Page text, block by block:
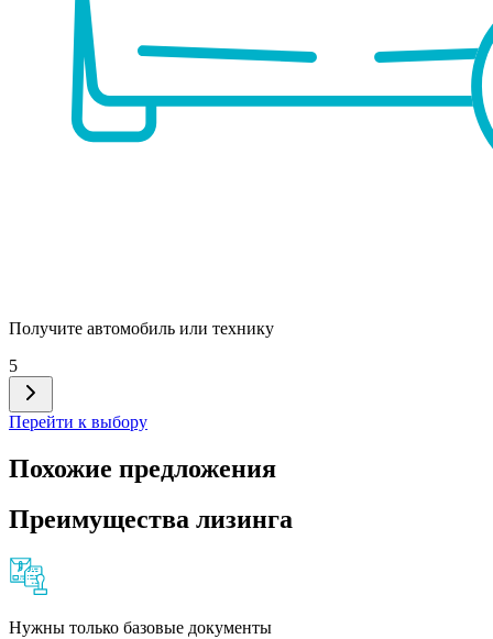
Получите автомобиль или технику
5
Перейти к выбору
Похожие предложения
Преимущества лизинга
Нужны только базовые документы